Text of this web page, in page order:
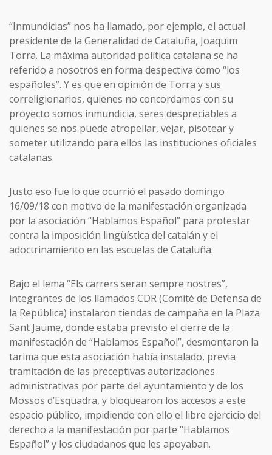
“Inmundicias” nos ha llamado, por ejemplo, el actual
presidente de la Generalidad de Cataluña, Joaquim
Torra. La máxima autoridad política catalana se ha
referido a nosotros en forma despectiva como “los
españoles”. Y es que en opinión de Torra y sus
correligionarios, quienes no concordamos con su
proyecto somos inmundicia, seres despreciables a
quienes se nos puede atropellar, vejar, pisotear y
someter utilizando para ellos las instituciones oficiales
catalanas.
Justo eso fue lo que ocurrió el pasado domingo
16/09/18 con motivo de la manifestación organizada
por la asociación “Hablamos Español” para protestar
contra la imposición lingüística del catalán y el
adoctrinamiento en las escuelas de Cataluña.
Bajo el lema “Els carrers seran sempre nostres”,
integrantes de los llamados CDR (Comité de Defensa de
la República) instalaron tiendas de campaña en la Plaza
Sant Jaume, donde estaba previsto el cierre de la
manifestación de “Hablamos Español”, desmontaron la
tarima que esta asociación había instalado, previa
tramitación de las preceptivas autorizaciones
administrativas por parte del ayuntamiento y de los
Mossos d’Esquadra, y bloquearon los accesos a este
espacio público, impidiendo con ello el libre ejercicio del
derecho a la manifestación por parte “Hablamos
Español” y los ciudadanos que les apoyaban.